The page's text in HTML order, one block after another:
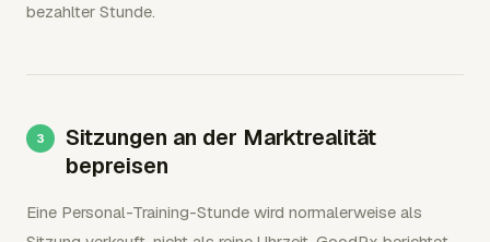
bezahlter Stunde.
Sitzungen an der Marktrealität
bepreisen
Eine Personal-Training-Stunde wird normalerweise als